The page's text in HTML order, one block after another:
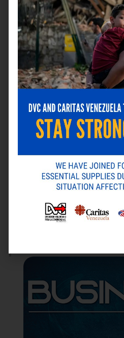
Nombre*
Correo electrónico*
Guarda mi nombre, correo
navegador para la próxima
Alternative:
ANTERIOR